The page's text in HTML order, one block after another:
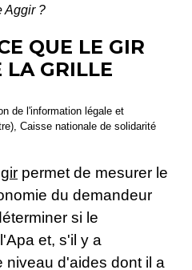
Aggir ?
QUE LE GIR
LA GRILLE
de l'information légale et
Caisse nationale de solidarité
permet de mesurer le
du demandeur
si le
et, s'il y a
niveau d'aides dont il a